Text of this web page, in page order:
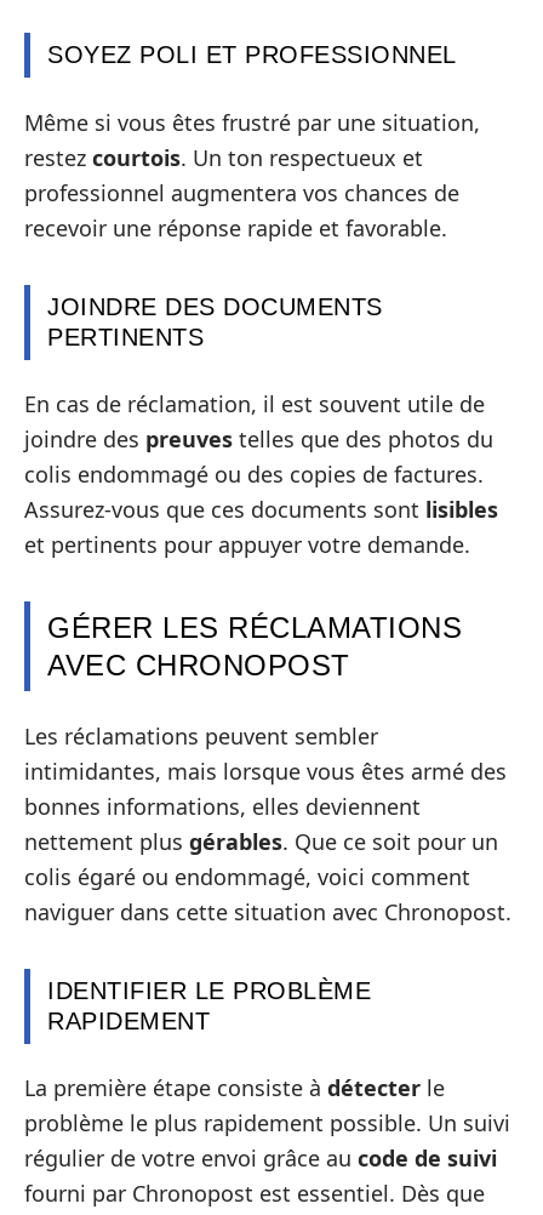
SOYEZ POLI ET PROFESSIONNEL
Même si vous êtes frustré par une situation,
restez courtois. Un ton respectueux et
professionnel augmentera vos chances de
recevoir une réponse rapide et favorable.
JOINDRE DES DOCUMENTS
PERTINENTS
En cas de réclamation, il est souvent utile de
joindre des preuves telles que des photos du
colis endommagé ou des copies de factures.
Assurez-vous que ces documents sont lisibles
et pertinents pour appuyer votre demande.
GÉRER LES RÉCLAMATIONS
AVEC CHRONOPOST
Les réclamations peuvent sembler
intimidantes, mais lorsque vous êtes armé des
bonnes informations, elles deviennent
nettement plus gérables. Que ce soit pour un
colis égaré ou endommagé, voici comment
naviguer dans cette situation avec Chronopost.
IDENTIFIER LE PROBLÈME
RAPIDEMENT
La première étape consiste à détecter le
problème le plus rapidement possible. Un suivi
régulier de votre envoi grâce au code de suivi
fourni par Chronopost est essentiel. Dès que